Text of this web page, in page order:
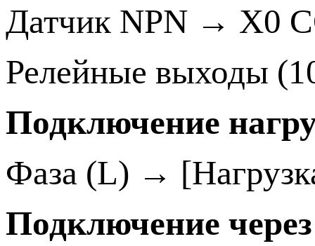
Датчик NPN → X0
Релейные выходы
Подключение
Фаза (L) →
Подключение